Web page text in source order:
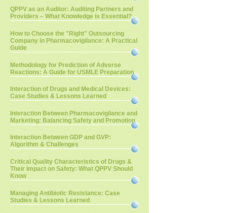
QPPV as an Auditor: Auditing Partners and
Providers – What Knowledge is Essential?
How to Choose the "Right" Outsourcing
Company in Pharmacovigilance: A Practical
Guide
Methodology for Prediction of Adverse
Reactions: A Guide for USMLE Preparation
Interaction of Drugs and Medical Devices:
Case Studies & Lessons Learned
Interaction Between Pharmacovigilance and
Marketing: Balancing Safety and Promotion
Interaction Between GDP and GVP:
Algorithm & Challenges
Critical Quality Characteristics of Drugs &
Their Impact on Safety: What QPPV Should
Know
Managing Antibiotic Resistance: Case
Studies & Lessons Learned